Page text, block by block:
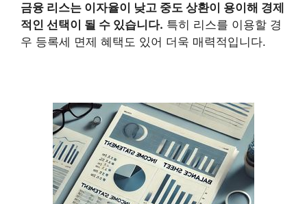
금융 리스는 이자율이 낮고 중도 상환이 용이해 경제
적인 선택이 될 수 있습니다. 특히 리스를 이용할 경
우 등록세 면제 혜택도 있어 더욱 매력적입니다.